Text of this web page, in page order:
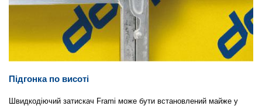
Підгонка по висоті
Швидкодіючий затискач Frami може бути встановлений майже у